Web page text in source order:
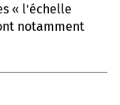
« l'échelle
notamment